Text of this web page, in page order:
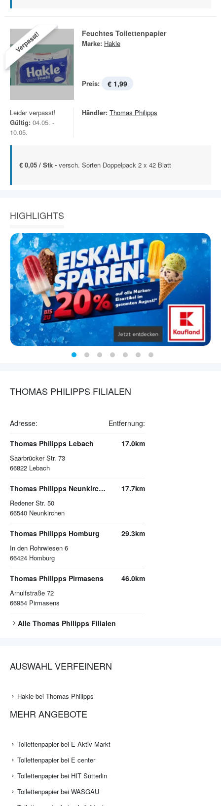
Verpasst! Feuchtes Toilettenpapier
Marke: Hakle
Preis: € 1,99
Leider verpasst!
Gültig: 04.05. -
10.05.
Händler: Thomas Philipps
€ 0,05 / Stk - versch. Sorten Doppelpack 2 x 42 Blatt
HIGHLIGHTS
THOMAS PHILIPPS FILIALEN
Adresse: Entfernung:
Thomas Philipps Lebach
Saarbrücker Str. 73
66822 Lebach
17.0km
Thomas Philipps Neunkirchen (Saar)
Redener Str. 50
66540 Neunkirchen
17.7km
Thomas Philipps Homburg
In den Rohrwiesen 6
66424 Homburg
29.3km
Thomas Philipps Pirmasens
Arnulfstraße 72
66954 Pirmasens
46.0km
Alle Thomas Philipps Filialen
AUSWAHL VERFEINERN
Hakle bei Thomas Philipps
MEHR ANGEBOTE
Toilettenpapier bei E Aktiv Markt
Toilettenpapier bei E center
Toilettenpapier bei HIT Sütterlin
Toilettenpapier bei WASGAU